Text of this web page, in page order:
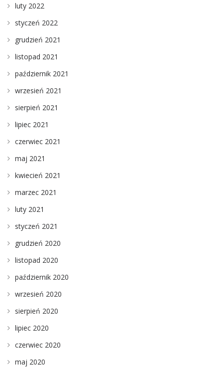
luty 2022
styczeń 2022
grudzień 2021
listopad 2021
październik 2021
wrzesień 2021
sierpień 2021
lipiec 2021
czerwiec 2021
maj 2021
kwiecień 2021
marzec 2021
luty 2021
styczeń 2021
grudzień 2020
listopad 2020
październik 2020
wrzesień 2020
sierpień 2020
lipiec 2020
czerwiec 2020
maj 2020